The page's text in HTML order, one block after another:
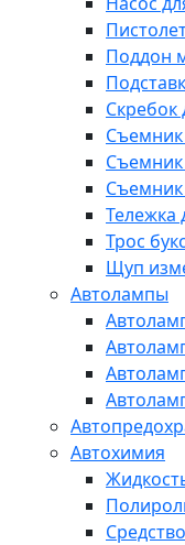
Поддон
Скребок
Тележка
Трос
Щуп
Автолампы
Автохимия